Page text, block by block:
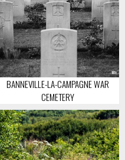
BANNEVILLE-LA-CAMPAGNE WAR
CEMETERY